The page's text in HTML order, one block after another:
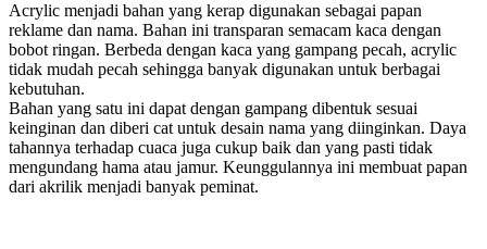
Acrylic menjadi bahan yang kerap digunakan sebagai papan
reklame dan nama. Bahan ini transparan semacam kaca dengan
bobot ringan. Berbeda dengan kaca yang gampang pecah, acrylic
tidak mudah pecah sehingga banyak digunakan untuk berbagai
kebutuhan.
Bahan yang satu ini dapat dengan gampang dibentuk sesuai
keinginan dan diberi cat untuk desain nama yang diinginkan. Daya
tahannya terhadap cuaca juga cukup baik dan yang pasti tidak
mengundang hama atau jamur. Keunggulannya ini membuat papan
dari akrilik menjadi banyak peminat.